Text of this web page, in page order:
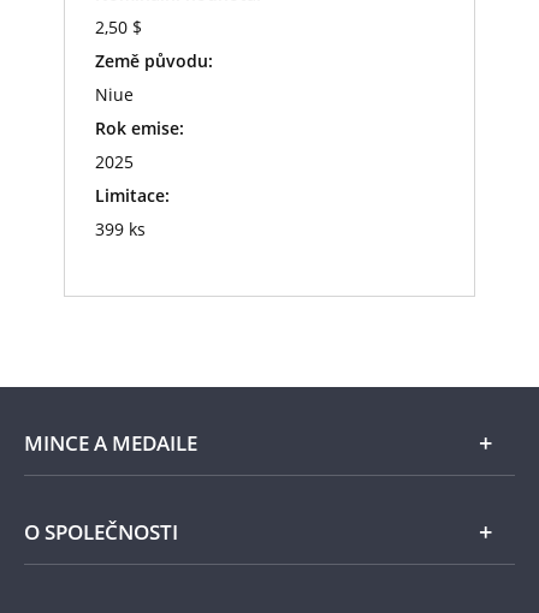
2,50 $
Země původu:
Niue
Rok emise:
2025
Limitace:
399 ks
MINCE A MEDAILE
E-shop
O SPOLEČNOSTI